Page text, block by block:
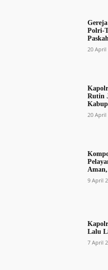
Polri-
Paskah
20 April
Rutin
20 April
9 April
Lalu
7 April